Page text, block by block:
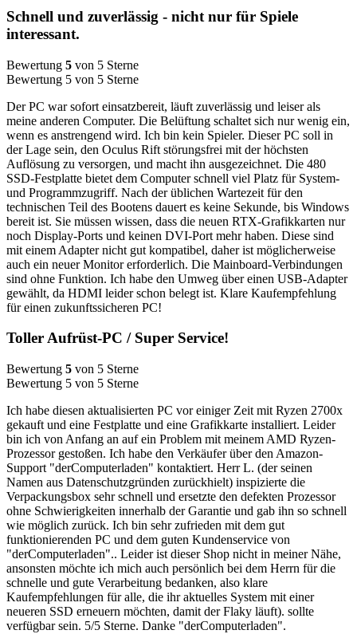
Schnell und zuverlässig - nicht nur für Spiele
interessant.
Bewertung 5 von 5 Sterne
Bewertung 5 von 5 Sterne
Der PC war sofort einsatzbereit, läuft zuverlässig und leiser als
meine anderen Computer. Die Belüftung schaltet sich nur wenig ein,
wenn es anstrengend wird. Ich bin kein Spieler. Dieser PC soll in
der Lage sein, den Oculus Rift störungsfrei mit der höchsten
Auflösung zu versorgen, und macht ihn ausgezeichnet. Die 480
SSD-Festplatte bietet dem Computer schnell viel Platz für System-
und Programmzugriff. Nach der üblichen Wartezeit für den
technischen Teil des Bootens dauert es keine Sekunde, bis Windows
bereit ist. Sie müssen wissen, dass die neuen RTX-Grafikkarten nur
noch Display-Ports und keinen DVI-Port mehr haben. Diese sind
mit einem Adapter nicht gut kompatibel, daher ist möglicherweise
auch ein neuer Monitor erforderlich. Die Mainboard-Verbindungen
sind ohne Funktion. Ich habe den Umweg über einen USB-Adapter
gewählt, da HDMI leider schon belegt ist. Klare Kaufempfehlung
für einen zukunftssicheren PC!
Toller Aufrüst-PC / Super Service!
Bewertung 5 von 5 Sterne
Bewertung 5 von 5 Sterne
Ich habe diesen aktualisierten PC vor einiger Zeit mit Ryzen 2700x
gekauft und eine Festplatte und eine Grafikkarte installiert. Leider
bin ich von Anfang an auf ein Problem mit meinem AMD Ryzen-
Prozessor gestoßen. Ich habe den Verkäufer über den Amazon-
Support "derComputerladen" kontaktiert. Herr L. (der seinen
Namen aus Datenschutzgründen zurückhielt) inspizierte die
Verpackungsbox sehr schnell und ersetzte den defekten Prozessor
ohne Schwierigkeiten innerhalb der Garantie und gab ihn so schnell
wie möglich zurück. Ich bin sehr zufrieden mit dem gut
funktionierenden PC und dem guten Kundenservice von
"derComputerladen".. Leider ist dieser Shop nicht in meiner Nähe,
ansonsten möchte ich mich auch persönlich bei dem Herrn für die
schnelle und gute Verarbeitung bedanken, also klare
Kaufempfehlungen für alle, die ihr aktuelles System mit einer
neueren SSD erneuern möchten, damit der Flaky läuft). sollte
verfügbar sein. 5/5 Sterne. Danke "derComputerladen".